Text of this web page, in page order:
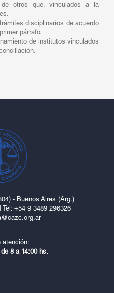
otros que, vinculados a la
disciplinarios de acuerdo
párrafo.
de institutos vinculados
- Buenos Aires (Arg.)
| Tel: +54 9 3489 296326
atención:
8 a 14:00 hs.